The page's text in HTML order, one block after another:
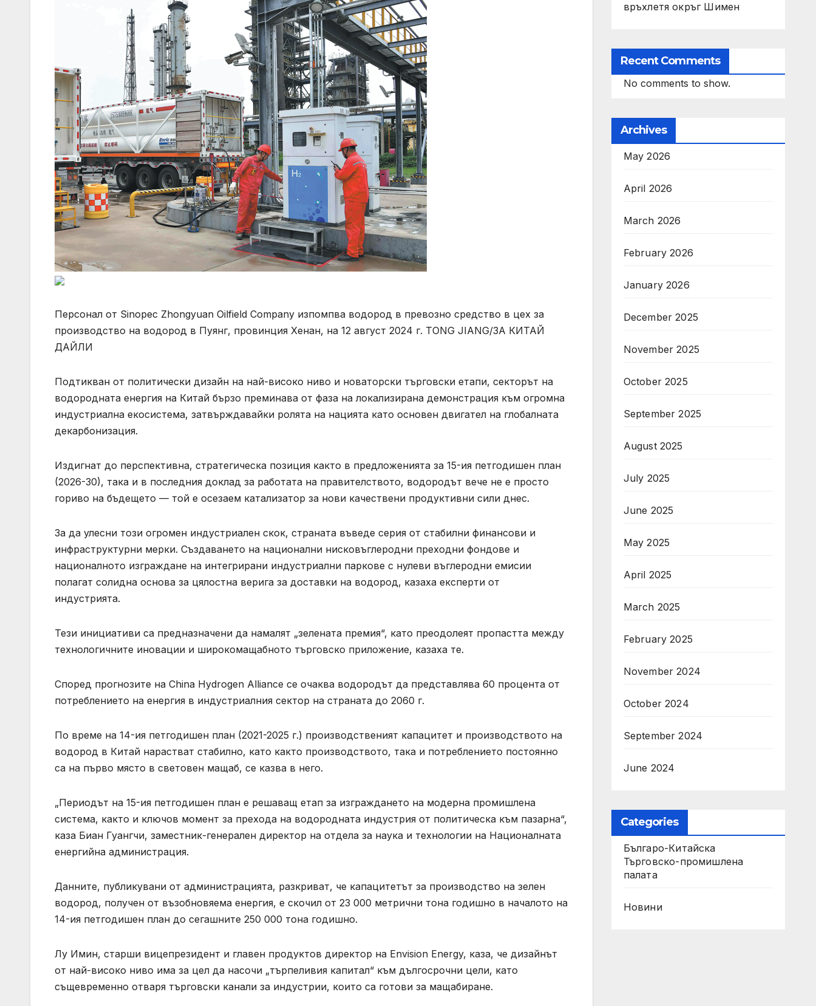
Персонал от Sinopec Zhongyuan Oilfield Company изпомпва водород в превозно средство в цех за
производство на водород в Пуянг, провинция Хенан, на 12 август 2024 г. TONG JIANG/ЗА КИТАЙ
ДАЙЛИ
Подтикван от политически дизайн на най-високо ниво и новаторски търговски етапи, секторът на
водородната енергия на Китай бързо преминава от фаза на локализирана демонстрация към огромна
индустриална екосистема, затвърждавайки ролята на нацията като основен двигател на глобалната
декарбонизация.
Издигнат до перспективна, стратегическа позиция както в предложенията за 15-ия петгодишен план
(2026-30), така и в последния доклад за работата на правителството, водородът вече не е просто
гориво на бъдещето — той е осезаем катализатор за нови качествени продуктивни сили днес.
За да улесни този огромен индустриален скок, страната въведе серия от стабилни финансови и
инфраструктурни мерки. Създаването на национални нисковъглеродни преходни фондове и
националното изграждане на интегрирани индустриални паркове с нулеви въглеродни емисии
полагат солидна основа за цялостна верига за доставки на водород, казаха експерти от
индустрията.
Тези инициативи са предназначени да намалят „зелената премия“, като преодолеят пропастта между
технологичните иновации и широкомащабното търговско приложение, казаха те.
Според прогнозите на China Hydrogen Alliance се очаква водородът да представлява 60 процента от
потреблението на енергия в индустриалния сектор на страната до 2060 г.
По време на 14-ия петгодишен план (2021-2025 г.) производственият капацитет и производството на
водород в Китай нарастват стабилно, като както производството, така и потреблението постоянно
са на първо място в световен мащаб, се казва в него.
„Периодът на 15-ия петгодишен план е решаващ етап за изграждането на модерна промишлена
система, както и ключов момент за прехода на водородната индустрия от политическа към пазарна“,
каза Биан Гуангчи, заместник-генерален директор на отдела за наука и технологии на Националната
енергийна администрация.
Данните, публикувани от администрацията, разкриват, че капацитетът за производство на зелен
водород, получен от възобновяема енергия, е скочил от 23 000 метрични тона годишно в началото на
14-ия петгодишен план до сегашните 250 000 тона годишно.
Лу Имин, старши вицепрезидент и главен продуктов директор на Envision Energy, каза, че дизайнът
от най-високо ниво има за цел да насочи „търпеливия капитал“ към дългосрочни цели, като
същевременно отваря търговски канали за индустрии, които са готови за мащабиране.
връхлетя окръг Шимен
Recent Comments
No comments to show.
Archives
May 2026
April 2026
March 2026
February 2026
January 2026
December 2025
November 2025
October 2025
September 2025
August 2025
July 2025
June 2025
May 2025
April 2025
March 2025
February 2025
November 2024
October 2024
September 2024
June 2024
Categories
Българо-Китайска
Търговско-промишлена
палaта
Новини